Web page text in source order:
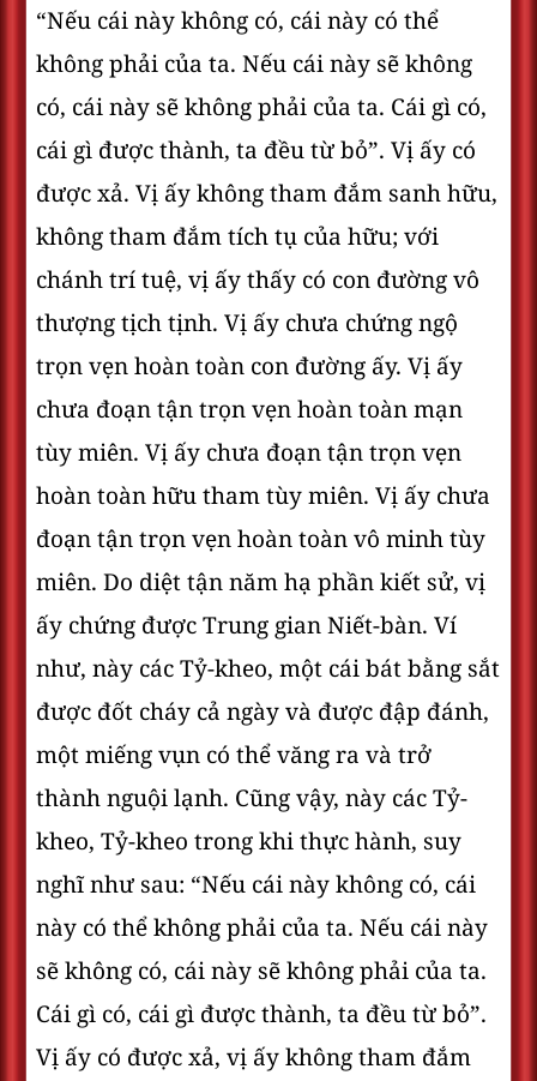
“Nếu cái này không có, cái này có thể
không phải của ta. Nếu cái này sẽ không
có, cái này sẽ không phải của ta. Cái gì có,
cái gì được thành, ta đều từ bỏ”. Vị ấy có
được xả. Vị ấy không tham đắm sanh hữu,
không tham đắm tích tụ của hữu; với
chánh trí tuệ, vị ấy thấy có con đường vô
thượng tịch tịnh. Vị ấy chưa chứng ngộ
trọn vẹn hoàn toàn con đường ấy. Vị ấy
chưa đoạn tận trọn vẹn hoàn toàn mạn
tùy miên. Vị ấy chưa đoạn tận trọn vẹn
hoàn toàn hữu tham tùy miên. Vị ấy chưa
đoạn tận trọn vẹn hoàn toàn vô minh tùy
miên. Do diệt tận năm hạ phần kiết sử, vị
ấy chứng được Trung gian Niết-bàn. Ví
như, này các Tỷ-kheo, một cái bát bằng sắt
được đốt cháy cả ngày và được đập đánh,
một miếng vụn có thể văng ra và trở
thành nguội lạnh. Cũng vậy, này các Tỷ-
kheo, Tỷ-kheo trong khi thực hành, suy
nghĩ như sau: “Nếu cái này không có, cái
này có thể không phải của ta. Nếu cái này
sẽ không có, cái này sẽ không phải của ta.
Cái gì có, cái gì được thành, ta đều từ bỏ”.
Vị ấy có được xả, vị ấy không tham đắm